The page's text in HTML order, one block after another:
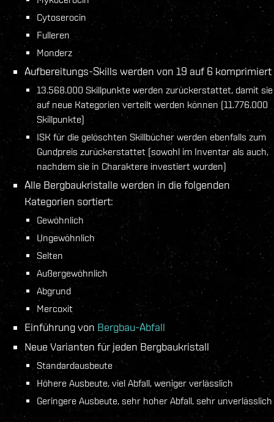
Cytoserocin
Fulleren
Monderz
Aufbereitungs-Skills werden von 19 auf 6 komprimiert
13.568.000 Skillpunkte werden zurückerstattet, damit sie
auf neue Kategorien verteilt werden können (11.776.000
Skillpunkte)
ISK für die gelöschten Skillbücher werden ebenfalls zum
Gundpreis zurückerstattet (sowohl im Inventar als auch,
nachdem sie in Charaktere investiert wurden)
Alle Bergbaukristalle werden in die folgenden
Kategorien sortiert:
Gewöhnlich
Ungewöhnlich
Selten
Außergewöhnlich
Abgrund
Mercoxit
Einführung von Bergbau-Abfall
Neue Varianten für jeden Bergbaukristall
Standardausbeute
Höhere Ausbeute, viel Abfall, weniger verlässlich
Geringere Ausbeute, sehr hoher Abfall, sehr unverlässlich